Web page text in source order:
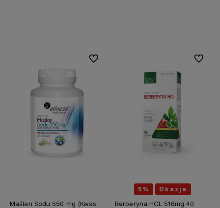
Maślan Sodu 550 mg (Kwas
Do ulubionych
5% Okazja
Berberyna HCL 516mg 40
Do